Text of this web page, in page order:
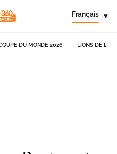
Français ▾
DU MONDE 2026 LIONS DE